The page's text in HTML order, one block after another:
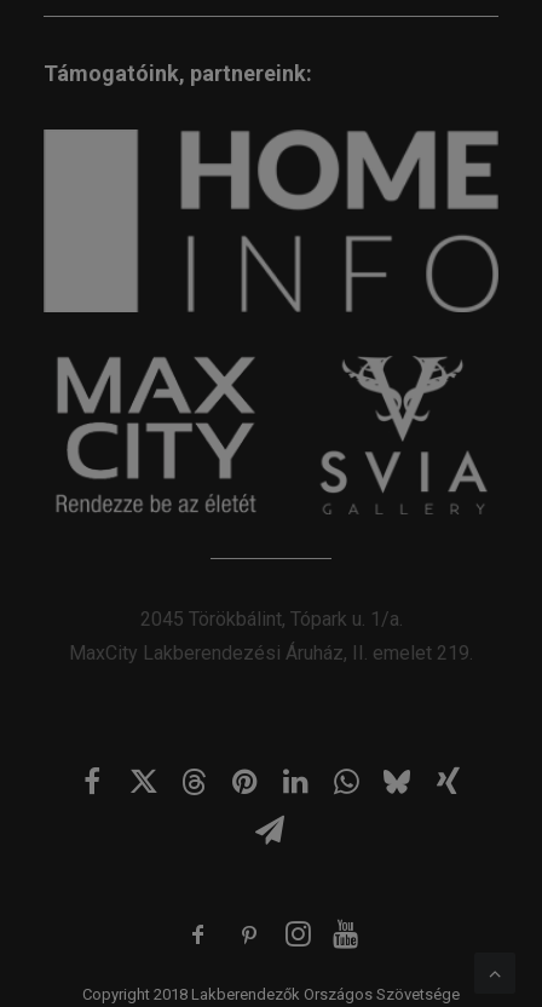
Támogatóink, partnereink:
2045 Törökbálint, Tópark u. 1/a.
MaxCity Lakberendezési Áruház, II. emelet 219.
Copyright 2018 Lakberendezők Országos Szövetsége